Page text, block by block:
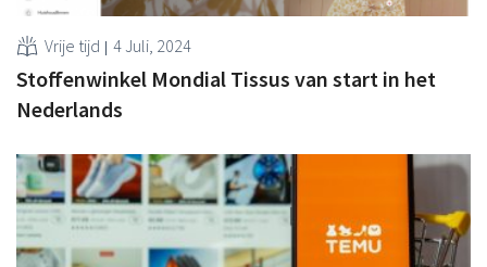
Vrije tijd 4 Juli, 2024
Stoffenwinkel Mondial Tissus van start in het
Nederlands